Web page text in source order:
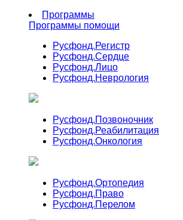
Программы
Программы помощи
Русфонд.Регистр
Русфонд.Сердце
Русфонд.Лицо
Русфонд.Неврология
Русфонд.Позвоночник
Русфонд.Реабилитация
Русфонд.Онкология
Русфонд.Ортопедия
Русфонд.Право
Русфонд.Перелом